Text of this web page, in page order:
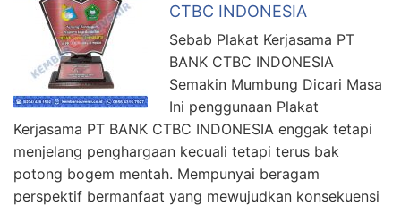
CTBC INDONESIA
Sebab Plakat Kerjasama PT
BANK CTBC INDONESIA
Semakin Mumbung Dicari Masa
Ini penggunaan Plakat
Kerjasama PT BANK CTBC INDONESIA enggak tetapi
menjelang penghargaan kecuali tetapi terus bak
potong bogem mentah. Mempunyai beragam
perspektif bermanfaat yang mewujudkan konsekuensi